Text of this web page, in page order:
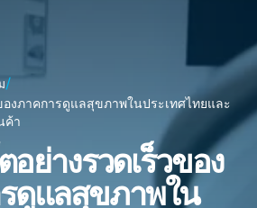
/
องภาคการดูแลสุขภาพในประเทศไทยและ
ค้า
อย่างรวดเร็วของ
ดูแลสุขภาพใน